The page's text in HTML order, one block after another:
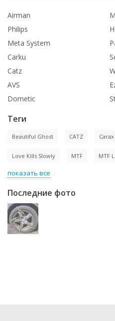
Airman
Philips
Meta System
Carku
Catz
AVS
Dometic
Теги
Beautiful Ghost CATZ Carax
Love Kills Slowly MTF MTF
показать все
Последние фото